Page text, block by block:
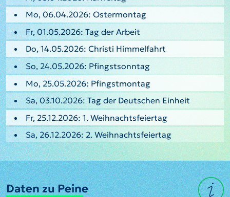
Mo, 06.04.2026: Ostermontag
Fr, 01.05.2026: Tag der Arbeit
Do, 14.05.2026: Christi Himmelfahrt
So, 24.05.2026: Pfingstsonntag
Mo, 25.05.2026: Pfingstmontag
Sa, 03.10.2026: Tag der Deutschen Einheit
Fr, 25.12.2026: 1. Weihnachtsfeiertag
Sa, 26.12.2026: 2. Weihnachtsfeiertag
Daten zu Peine